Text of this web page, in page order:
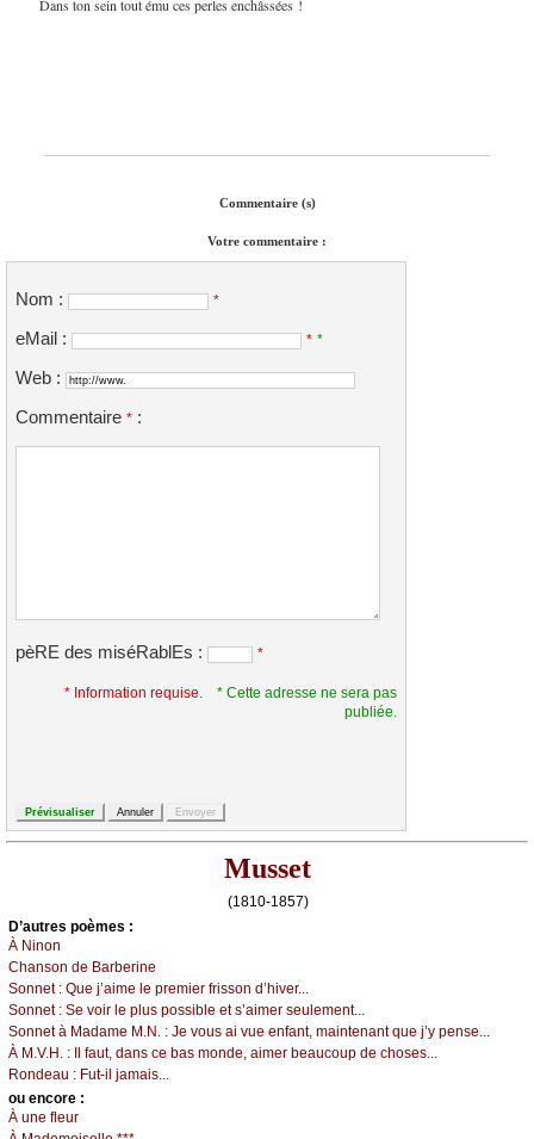
Dans ton sein tout ému ces perles enchâssées !
Commentaire (s)
Votre commentaire :
Nom : *
eMail : * *
Web :
Commentaire * :
pèRE des miséRablEs : *
* Information requise.
* Cette adresse ne sera pas
publiée.
Musset
(1810-1857)
D’autrеs pоèmеs :
À Νinоn
Сhаnsоn dе Βаrbеrinе
Sоnnеt : Quе ј’аimе lе prеmiеr frissоn d’hivеr...
Sоnnеt : Sе vоir lе plus pоssiblе еt s’аimеr sеulеmеnt...
Sоnnеt à Μаdаmе Μ.Ν. : Jе vоus аi vuе еnfаnt, mаintеnаnt quе ј’у pеnsе...
À Μ.V.H. : Ιl fаut, dаns се bаs mоndе, аimеr bеаuсоup dе сhоsеs...
Rоndеаu : Fut-il јаmаis...
оu еncоrе :
À unе flеur